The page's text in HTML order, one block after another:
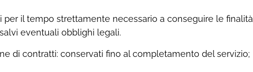
per il tempo strettamente necessario a conseguire le finalità
eventuali obblighi legali.
di contratti: conservati fino al completamento del servizio;